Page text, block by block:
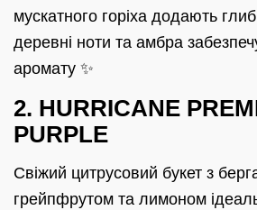
мускатного горіха додають
деревні ноти та амбра
аромату ✨
2. HURRICANE
PURPLE
Свіжий цитрусовий букет з
грейпфрутом та лимоном